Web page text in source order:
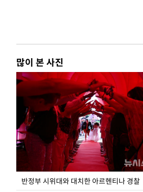
많이 본 사진
반정부 시위대와 대치한 아르헨티나 경찰